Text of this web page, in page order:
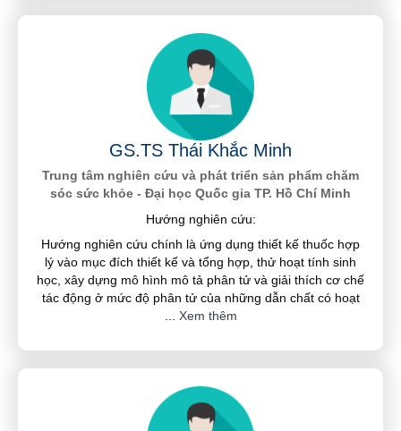
GS.TS Thái Khắc Minh
Trung tâm nghiên cứu và phát triển sản phẩm chăm
sóc sức khỏe - Đại học Quốc gia TP. Hồ Chí Minh
Hướng nghiên cứu:
Hướng nghiên cứu chính là ứng dụng thiết kế thuốc hợp
lý vào mục đích thiết kế và tổng hợp, thử hoạt tính sinh
học, xây dựng mô hình mô tả phân tử và giải thích cơ chế
tác động ở mức độ phân tử của những dẫn chất có hoạt
Xem thêm